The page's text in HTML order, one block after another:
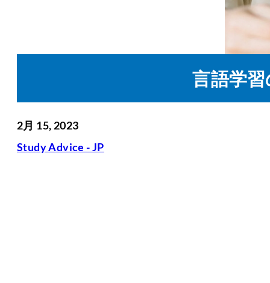
言語学
2月 15, 2023
Study Advice - JP